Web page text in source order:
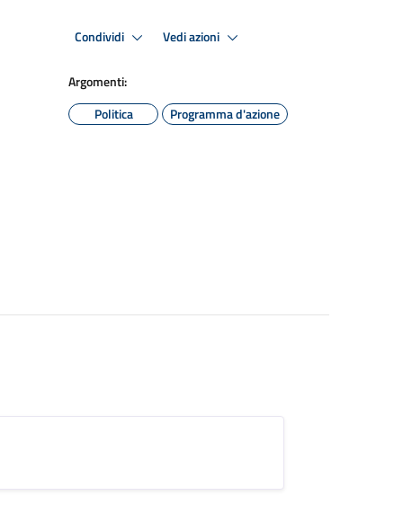
Condividi Vedi azioni
Argomenti:
Politica
Programma d'azione